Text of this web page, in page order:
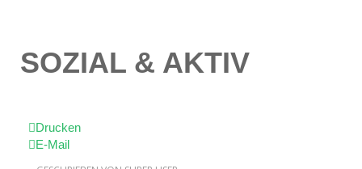
SOZIAL & AKTIV
Drucken
E-Mail